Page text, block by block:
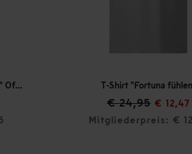
T-Shirt "Fortuna fühlen"
€ 24,95 € 12,47
Mitgliederpreis: € 12,47